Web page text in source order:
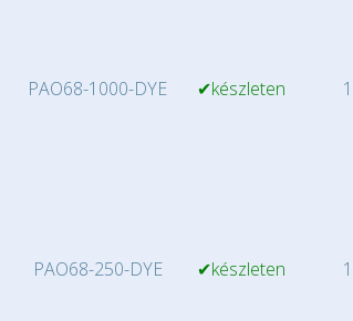
PAO68-1000-DYE ✔készleten
PAO68-250-DYE ✔készleten